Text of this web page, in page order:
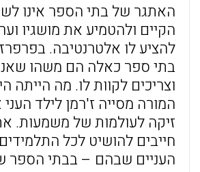
האתגר של בתי הספר אינו
הקיים ולהטמיע את מושגיו
להציע לו אלטרנטיבה.
בתי ספר כאלה הם משהו
וצריכים לקוות לו. מה הייתה
המורה מסייה ז'רמן לילד
זיקה לעולמות של משמעות.
חייבים להושיט לכל
העניים שבהם – בבתי הספר